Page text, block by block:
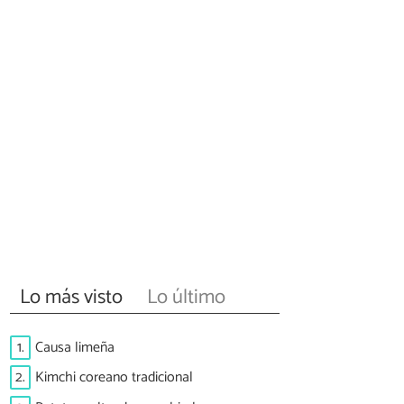
Lo más visto Lo último
1. Causa limeña
2. Kimchi coreano tradicional